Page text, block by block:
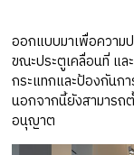
ออกแบบมาเพื่อความ
ขณะประตูเคลื่อนที่ แล
กระแทกและป้องกันก
นอกจากนี้ยังสามารถ
อนุญาต